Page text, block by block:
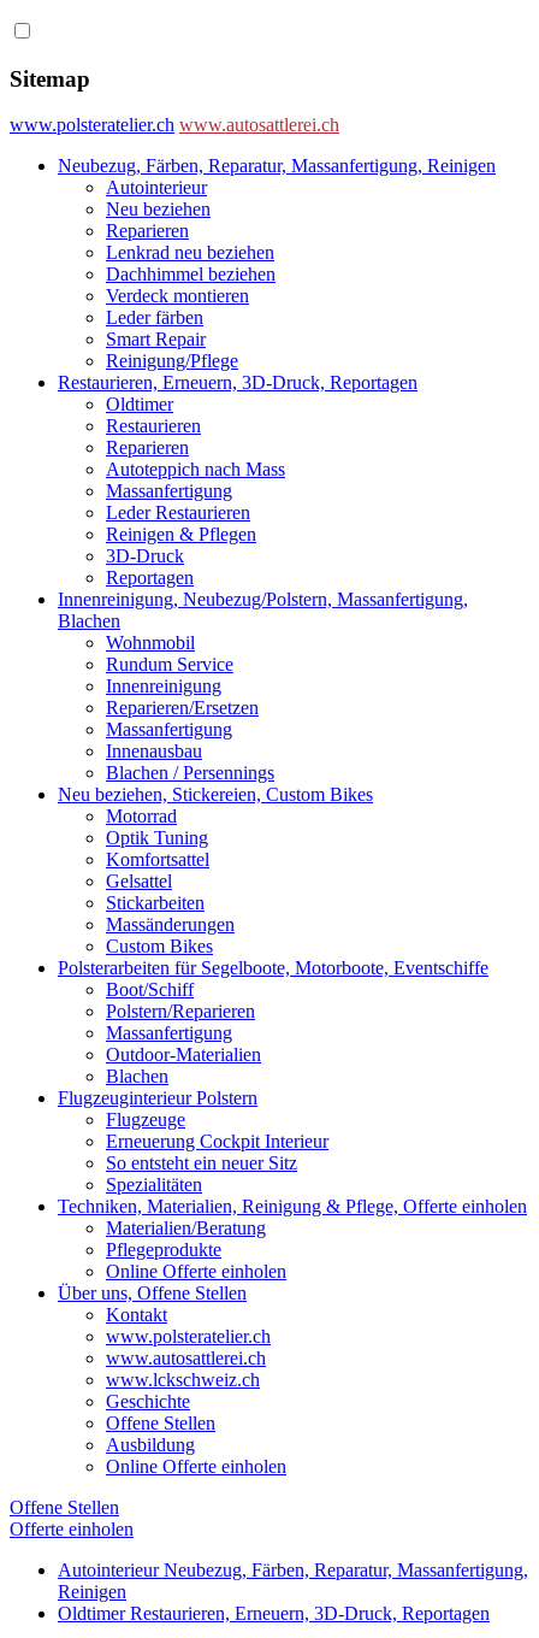
Sitemap
www.polsteratelier.ch www.autosattlerei.ch
Neubezug, Färben, Reparatur, Massanfertigung, Reinigen
Autointerieur
Neu beziehen
Reparieren
Lenkrad neu beziehen
Dachhimmel beziehen
Verdeck montieren
Leder färben
Smart Repair
Reinigung/Pflege
Restaurieren, Erneuern, 3D-Druck, Reportagen
Oldtimer
Restaurieren
Reparieren
Autoteppich nach Mass
Massanfertigung
Leder Restaurieren
Reinigen & Pflegen
3D-Druck
Reportagen
Innenreinigung, Neubezug/Polstern, Massanfertigung,
Blachen
Wohnmobil
Rundum Service
Innenreinigung
Reparieren/Ersetzen
Massanfertigung
Innenausbau
Blachen / Persennings
Neu beziehen, Stickereien, Custom Bikes
Motorrad
Optik Tuning
Komfortsattel
Gelsattel
Stickarbeiten
Massänderungen
Custom Bikes
Polsterarbeiten für Segelboote, Motorboote, Eventschiffe
Boot/Schiff
Polstern/Reparieren
Massanfertigung
Outdoor-Materialien
Blachen
Flugzeuginterieur Polstern
Flugzeuge
Erneuerung Cockpit Interieur
So entsteht ein neuer Sitz
Spezialitäten
Techniken, Materialien, Reinigung & Pflege, Offerte einholen
Materialien/Beratung
Pflegeprodukte
Online Offerte einholen
Über uns, Offene Stellen
Kontakt
www.polsteratelier.ch
www.autosattlerei.ch
www.lckschweiz.ch
Geschichte
Offene Stellen
Ausbildung
Online Offerte einholen
Offene Stellen
Offerte einholen
AutointerieurNeubezug, Färben, Reparatur, Massanfertigung,
Reinigen
OldtimerRestaurieren, Erneuern, 3D-Druck, Reportagen